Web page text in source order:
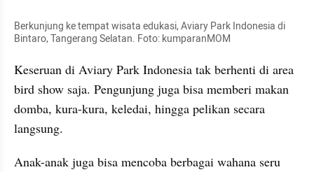
Berkunjung ke tempat wisata edukasi, Aviary Park Indonesia di
Bintaro, Tangerang Selatan. Foto: kumparanMOM
Keseruan di Aviary Park Indonesia tak berhenti di area
bird show saja. Pengunjung juga bisa memberi makan
domba, kura-kura, keledai, hingga pelikan secara
langsung.
Anak-anak juga bisa mencoba berbagai wahana seru